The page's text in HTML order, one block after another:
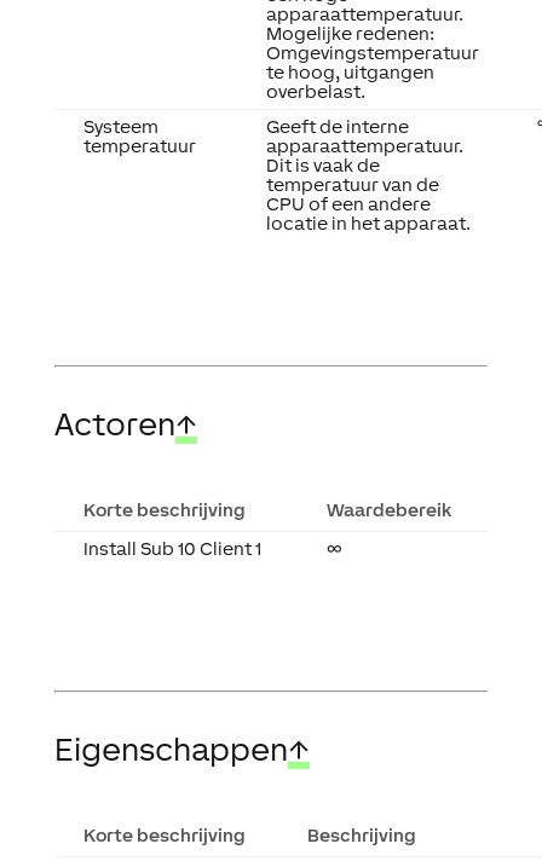
apparaattemperatuur.
Mogelijke redenen:
Omgevingstemperatuur
te hoog, uitgangen
overbelast.
Systeem
temperatuur
Geeft de interne
apparaattemperatuur.
Dit is vaak de
temperatuur van de
CPU of een andere
locatie in het apparaat.
Actoren↑
Korte beschrijving
Waardebereik
Install Sub 10 Client 1
∞
Eigenschappen↑
Korte beschrijving
Beschrijving